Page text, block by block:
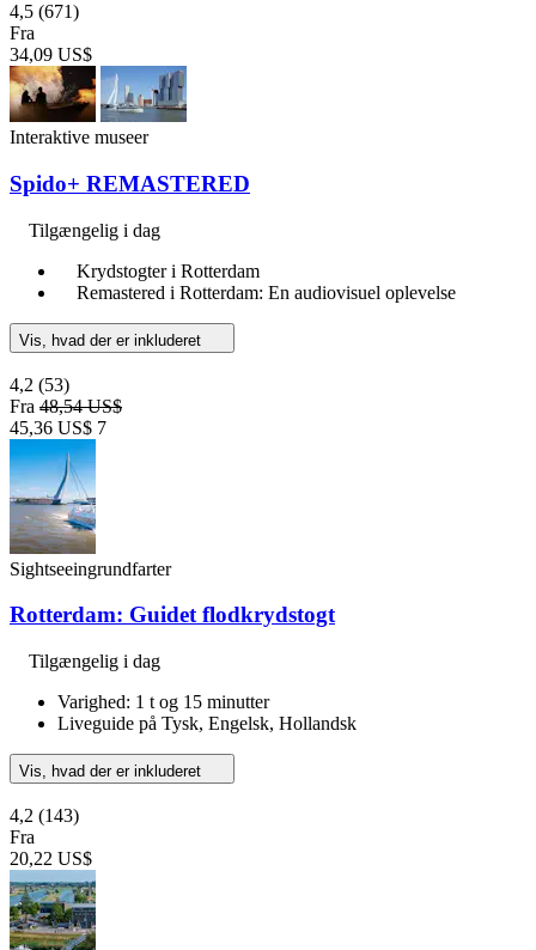
4,5 (671)
Fra
34,09 US$
Interaktive museer
Spido+ REMASTERED
Tilgængelig i dag
Krydstogter i Rotterdam
Remastered i Rotterdam: En audiovisuel oplevelse
Vis, hvad der er inkluderet
4,2 (53)
Fra 48,54 US$
45,36 US$ 7
Sightseeingrundfarter
Rotterdam: Guidet flodkrydstogt
Tilgængelig i dag
Varighed: 1 t og 15 minutter
Liveguide på Tysk, Engelsk, Hollandsk
Vis, hvad der er inkluderet
4,2 (143)
Fra
20,22 US$